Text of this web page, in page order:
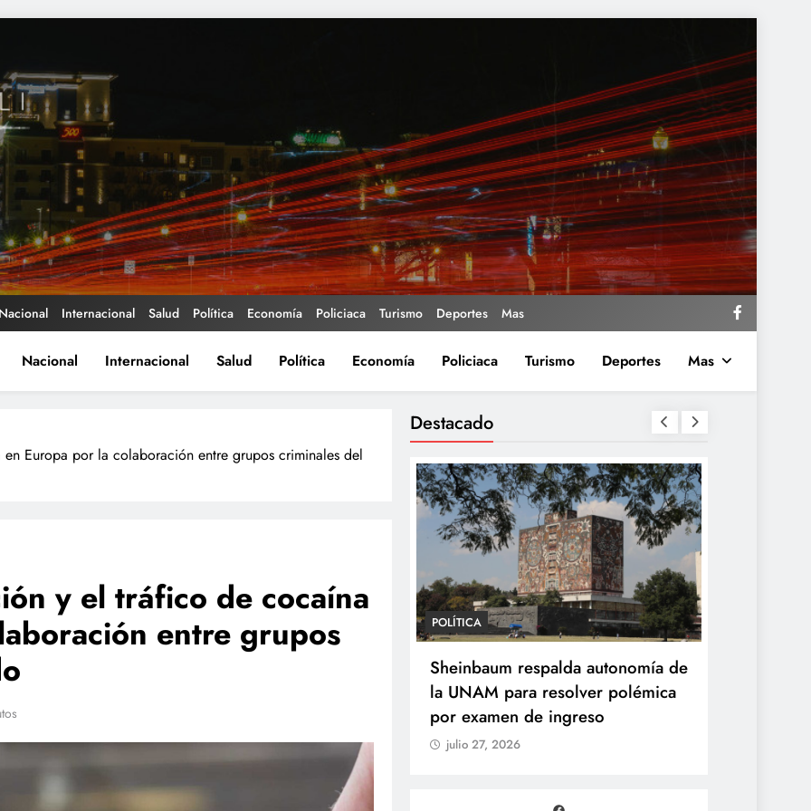
Nacional Internacional Salud Política Economía Policiaca Turismo Deportes Mas
Nacional Internacional Salud Política Economía Policiaca Turismo Deportes Mas
Europa por la colaboración entre grupos criminales del
y el tráfico de cocaína
entre grupos
Destacado
de
POLICIACA
julio 27, 2026
POLÍTICA
Sheinbaum desaparece la Vocería
de la Presidencia y crea nueva
Unidad de Ayudantía
julio 27, 2026